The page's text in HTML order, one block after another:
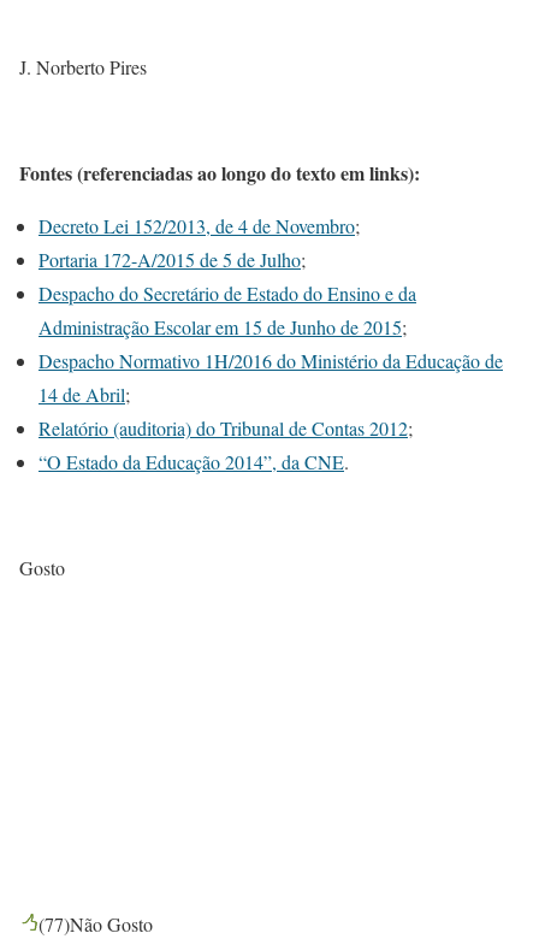
J. Norberto Pires
Fontes (referenciadas ao longo do texto em links):
Decreto Lei 152/2013, de 4 de Novembro;
Portaria 172-A/2015 de 5 de Julho;
Despacho do Secretário de Estado do Ensino e da
Administração Escolar em 15 de Junho de 2015;
Despacho Normativo 1H/2016 do Ministério da Educação de
14 de Abril;
Relatório (auditoria) do Tribunal de Contas 2012;
“O Estado da Educação 2014”, da CNE.
Gosto
(77)Não Gosto